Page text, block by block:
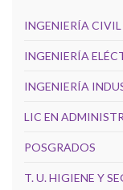
INGENIERÍA CIVIL
INGENIERÍA
INGENIERÍA
LIC EN
POSGRADOS
T. U. HIGIENE Y